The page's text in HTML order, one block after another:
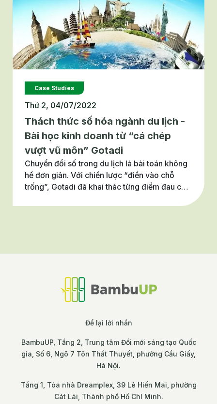
Case Studies
Thứ 2, 04/07/2022
Thách thức số hóa ngành du lịch -
Bài học kinh doanh từ “cá chép
vượt vũ môn” Gotadi
Chuyển đổi số trong du lịch là bài toán không
hề đơn giản. Với chiến lược “điền vào chỗ
trống”, Gotadi đã khai thác từng điểm đau của
Để lại lời nhắn
BambuUP, Tầng 2, Trung tâm Đổi mới sáng tạo Quốc
gia, Số 6, Ngõ 7 Tôn Thất Thuyết, phường Cầu Giấy,
Hà Nội.
Tầng 1, Tòa nhà Dreamplex, 39 Lê Hiến Mai, phường
Cát Lái, Thành phố Hồ Chí Minh.